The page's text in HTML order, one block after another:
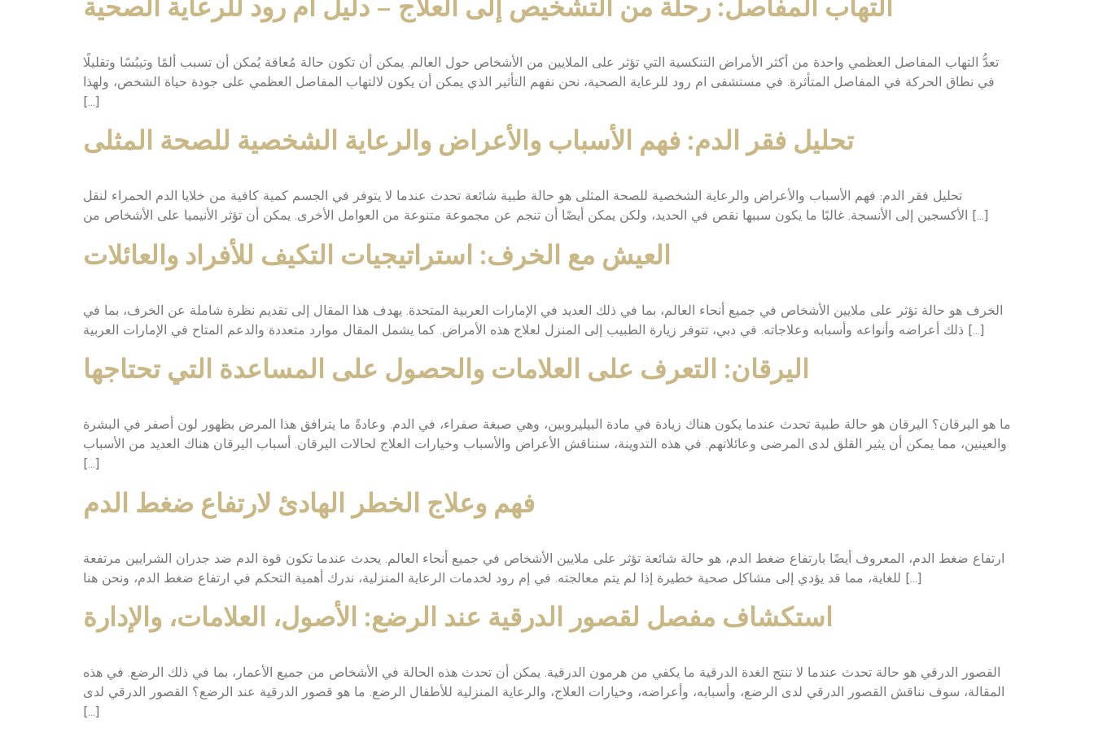
تعدُّ التهاب المفاصل العظمي واحدة من أكثر الأمراض التنكسية التي تؤثر على الملايين من الأشخاص حول العالم. يمكن أن تكون حالة مُعاقة يُمكن أن تسبب ألمًا وتيبُسًا وتقليلًا
في نطاق الحركة في المفاصل المتأثرة. في مستشفى ام رود للرعاية الصحية، نحن نفهم التأثير الذي يمكن أن يكون لالتهاب المفاصل العظمي على جودة حياة الشخص، ولهذا
[…]
تحليل فقر الدم: فهم الأسباب والأعراض والرعاية الشخصية للصحة المثلى
تحليل فقر الدم: فهم الأسباب والأعراض والرعاية الشخصية للصحة المثلى هو حالة طبية شائعة تحدث عندما لا يتوفر في الجسم كمية كافية من خلايا الدم الحمراء لنقل
الأكسجين إلى الأنسجة. غالبًا ما يكون سببها نقص في الحديد، ولكن يمكن أيضًا أن تنجم عن مجموعة متنوعة من العوامل الأخرى. يمكن أن تؤثر الأنيميا على الأشخاص من […]
العيش مع الخرف: استراتيجيات التكيف للأفراد والعائلات
الخرف هو حالة تؤثر على ملايين الأشخاص في جميع أنحاء العالم، بما في ذلك العديد في الإمارات العربية المتحدة. يهدف هذا المقال إلى تقديم نظرة شاملة عن الخرف، بما في
ذلك أعراضه وأنواعه وأسبابه وعلاجاته. في دبي، تتوفر زيارة الطبيب إلى المنزل لعلاج هذه الأمراض. كما يشمل المقال موارد متعددة والدعم المتاح في الإمارات العربية […]
اليرقان: التعرف على العلامات والحصول على المساعدة التي تحتاجها
ما هو اليرقان؟ اليرقان هو حالة طبية تحدث عندما يكون هناك زيادة في مادة البيليروبين، وهي صبغة صفراء، في الدم. وعادةً ما يترافق هذا المرض بظهور لون أصفر في البشرة
والعينين، مما يمكن أن يثير القلق لدى المرضى وعائلاتهم. في هذه التدوينة، سنناقش الأعراض والأسباب وخيارات العلاج لحالات اليرقان. أسباب اليرقان هناك العديد من الأسباب
[…]
فهم وعلاج الخطر الهادئ لارتفاع ضغط الدم
ارتفاع ضغط الدم، المعروف أيضًا بارتفاع ضغط الدم، هو حالة شائعة تؤثر على ملايين الأشخاص في جميع أنحاء العالم. يحدث عندما تكون قوة الدم ضد جدران الشرايين مرتفعة
للغاية، مما قد يؤدي إلى مشاكل صحية خطيرة إذا لم يتم معالجته. في إم رود لخدمات الرعاية المنزلية، ندرك أهمية التحكم في ارتفاع ضغط الدم، ونحن هنا […]
استكشاف مفصل لقصور الدرقية عند الرضع: الأصول، العلامات، والإدارة
القصور الدرقي هو حالة تحدث عندما لا تنتج الغدة الدرقية ما يكفي من هرمون الدرقية. يمكن أن تحدث هذه الحالة في الأشخاص من جميع الأعمار، بما في ذلك الرضع. في هذه
المقالة، سوف نناقش القصور الدرقي لدى الرضع، وأسبابه، وأعراضه، وخيارات العلاج، والرعاية المنزلية للأطفال الرضع. ما هو قصور الدرقية عند الرضع؟ القصور الدرقي لدى
[…]